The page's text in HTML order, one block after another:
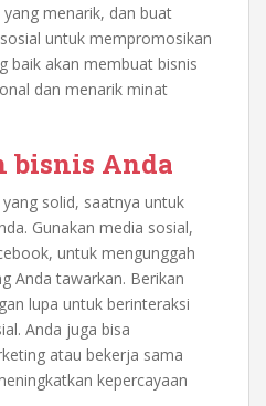
menarik, dan buat
untuk mempromosikan
baik akan membuat bisnis
dan menarik minat
bisnis Anda
solid, saatnya untuk
Gunakan media sosial,
untuk mengunggah
Anda tawarkan. Berikan
lupa untuk berinteraksi
Anda juga bisa
atau bekerja sama
kepercayaan